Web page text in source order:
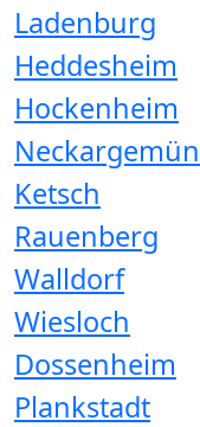
Ladenburg
Heddesheim
Hockenheim
Ketsch
Rauenberg
Walldorf
Wiesloch
Dossenheim
Plankstadt